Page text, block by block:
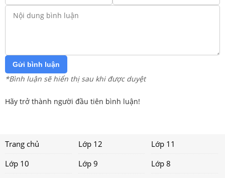
Gửi bình luận
*Bình luận sẽ hiển thị sau khi được duyệt
Hãy trở thành người đầu tiên bình luận!
Trang chủ Lớp 12
Lớp 11
Lớp 10
Lớp 9
Lớp 8